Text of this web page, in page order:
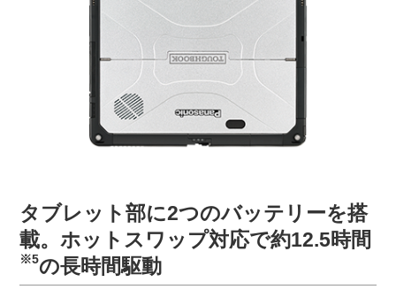
タブレット部に2つのバッテリーを搭
載。ホットスワップ対応で約12.5時間
※5の長時間駆動